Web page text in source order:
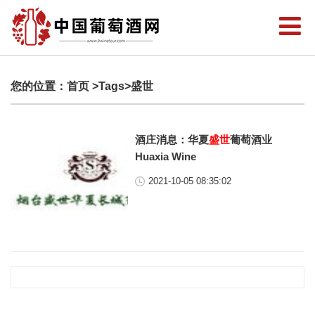
您的位置： 首页 >Tags>盛世
酒庄消息：华夏盛世葡萄酒业
Huaxia Wine
2021-10-05 08:35:02